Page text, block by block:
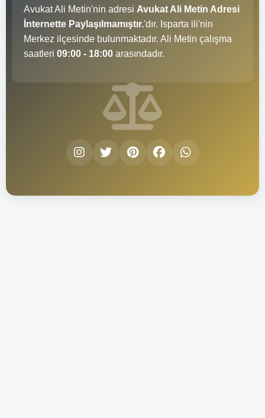
Avukat Ali Metin'nin adresi Avukat Ali Metin Adresi
İnternette Paylaşılmamıştır.'dır. Isparta ili'nin
Merkez ilçesinde bulunmaktadır. Ali Metin çalışma
saatleri 09:00 - 18:00 arasındadır.